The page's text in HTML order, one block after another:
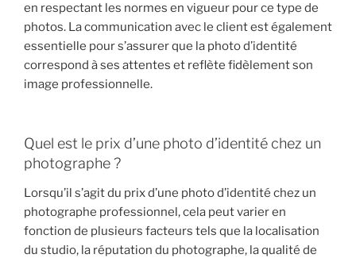
en respectant les normes en vigueur pour ce type de
photos. La communication avec le client est également
essentielle pour s’assurer que la photo d’identité
correspond à ses attentes et reflète fidèlement son
image professionnelle.
Quel est le prix d’une photo d’identité chez un
photographe ?
Lorsqu’il s’agit du prix d’une photo d’identité chez un
photographe professionnel, cela peut varier en
fonction de plusieurs facteurs tels que la localisation
du studio, la réputation du photographe, la qualité de